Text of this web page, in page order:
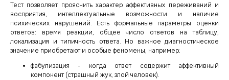
Тест позволяет прояснить характер аффективных переживаний и
восприятия, интеллектуальные возможности и наличие
психических нарушений. Есть формальные параметры оценки
ответов: время реакции, общее число ответов на таблицу,
локализация и типичность ответа. Но важное диагностическое
значение приобретают и особые феномены, например:
фабулизация - когда ответ содержит аффективный
компонент (страшный жук, злой человек).